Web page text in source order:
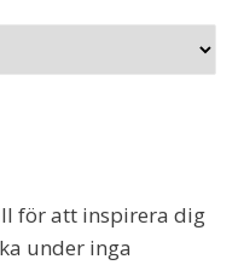
för att inspirera dig
under inga